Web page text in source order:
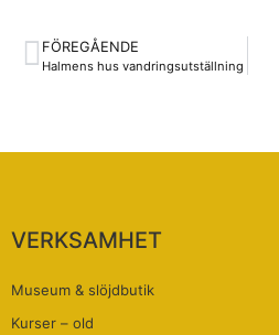
FÖREGÅENDE
Halmens hus vandringsutställning
VERKSAMHET
Museum & slöjdbutik
Kurser – old